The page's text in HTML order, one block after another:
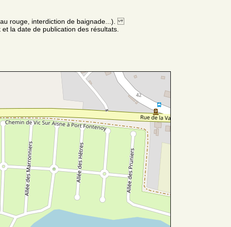
rouge, interdiction de baignade...).
la date de publication des résultats.